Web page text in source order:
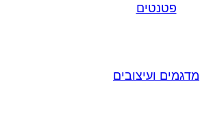
פטנטים
מדגמים ועיצובים